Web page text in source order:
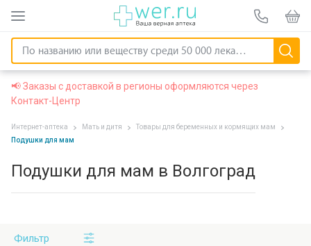
📢 Заказы с доставкой в регионы оформляются через
Контакт-Центр
Интернет-аптека Мать и дитя
Товары для беременных и кормящих мам
Подушки для мам
Подушки для мам в Волгоград
Фильтр